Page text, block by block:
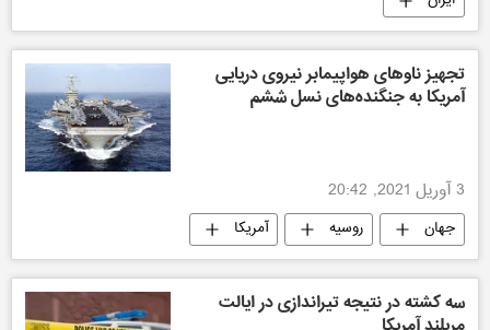
تجهیز ناوهای هواپیمابر نیروی دریایی
آمریکا به جنگنده‌های نسل ششم
3 آوریل 2021, 20:42
جهان روسیه آمریکا
سه کشته در نتیجه تیراندازی در ایالت